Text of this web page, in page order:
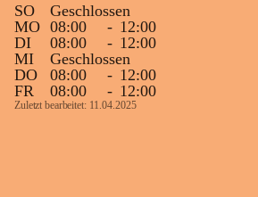
SO
Geschlossen
MO 08:00 - 12:00
DI
08:00 - 12:00
MI
Geschlossen
DO
08:00 - 12:00
FR
08:00 - 12:00
Zuletzt bearbeitet: 11.04.2025